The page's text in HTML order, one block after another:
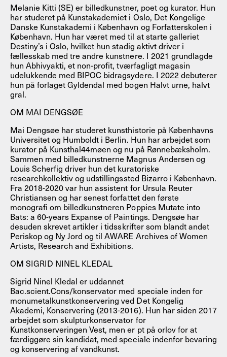
Melanie Kitti (SE) er billedkunstner, poet og kurator. Hun
har studeret på Kunstakademiet i Oslo, Det Kongelige
Danske Kunstakademi i København og Forfatterskolen i
København. Hun har været med til at starte galleriet
Destiny’s i Oslo, hvilket hun stadig aktivt driver i
fællesskab med tre andre kunstnere. I 2021 grundlagde
hun Abhivyakti, et non-profit, tværfagligt magasin
udelukkende med BIPOC bidragsydere. I 2022 debuterer
hun på forlaget Gyldendal med bogen Halvt urne, halvt
gral.
OM MAI DENGSØE
Mai Dengsøe har studeret kunsthistorie på Københavns
Universitet og Humboldt i Berlin. Hun har arbejdet som
kurator på Kunsthal44møen og nu på Rønnebæksholm.
Sammen med billedkunstnerne Magnus Andersen og
Louis Scherfig driver hun det kuratoriske
researchkollektiv og udstillingssted Bizarro i København.
Fra 2018-2020 var hun assistent for Ursula Reuter
Christiansen og har senest forfattet den første
monografi om billedkunstneren Poppies Mutate into
Bats: a 60-years Expanse of Paintings. Dengsøe har
desuden skrevet artikler i tidsskrifter som blandt andet
Periskop og Ny Jord og til AWARE Archives of Women
Artists, Research and Exhibitions.
OM SIGRID NINEL KLEDAL
Sigrid Ninel Kledal er uddannet
Bac.scient.Cons/konservator med speciale inden for
monumetalkunstkonservering ved Det Kongelig
Akademi, Konservering (2013-2016). Hun har siden 2017
arbejdet som skulpturkonservator for
Kunstkonserveringen Vest, men er pt på orlov for at
færdiggøre sin kandidat, med speciale indenfor bevaring
og konservering af vandkunst.